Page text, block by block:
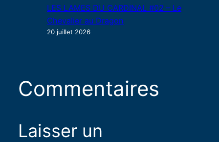
LES LAMES DU CARDINAL #02 – Le
Chevalier au Dragon
20 juillet 2026
Commentaires
Laisser un